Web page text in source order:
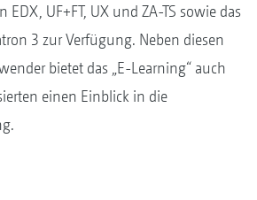
UF+FT, UX und ZA-TS sowie das
3 zur Verfügung. Neben diesen
bietet das „E-Learning“ auch
einen Einblick in die